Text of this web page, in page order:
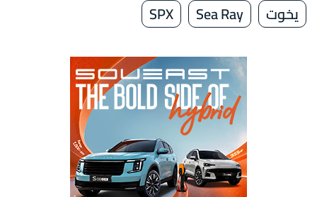
يخوت Sea Ray
SPX